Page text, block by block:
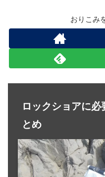
おりこみ
ロックショアに必
とめ